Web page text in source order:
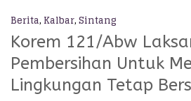
Berita, Kalbar,Sintang
Korem 121/Abw
Pembersihan Untuk
Lingkungan Tetap